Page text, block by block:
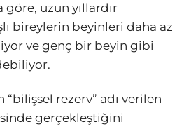
uzun yıllardır
bireylerin beyinleri daha az
ve genç bir beyin gibi
rezerv” adı verilen
gerçekleştiğini